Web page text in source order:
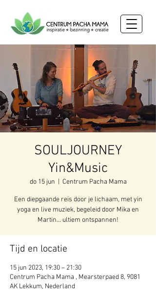
SOULJOURNEY
Yin&Music
do 15 jun Centrum Pacha Mama
Een diepgaande reis door je lichaam, met yin
yoga en live muziek, begeleid door Mika en
Martin... ultiem ontspannen!
Tijd en locatie
15 jun 2023, 19:30 – 21:30
Centrum Pacha Mama , Mearsterpaed 8, 9081
AK Lekkum, Nederland